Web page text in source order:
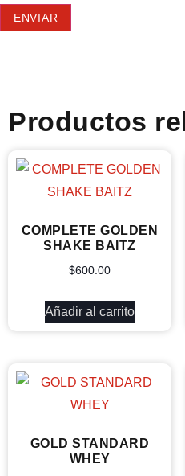
Productos
COMPLETE GOLDEN
SHAKE BAITZ
$600.00
Añadir al carrito
GOLD STANDARD
WHEY